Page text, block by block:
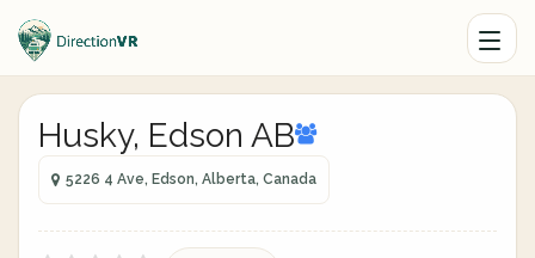
Husky, Edson AB
5226 4 Ave, Edson, Alberta, Canada